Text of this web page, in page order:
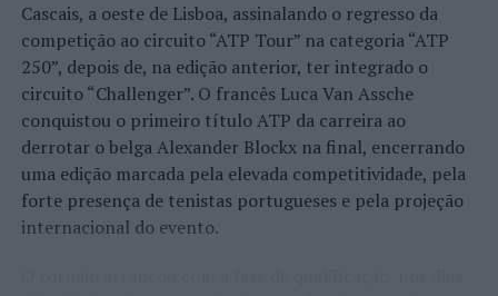
Cascais, a oeste de Lisboa, assinalando o regresso da
competição ao circuito “ATP Tour” na categoria “ATP
250”, depois de, na edição anterior, ter integrado o
circuito “Challenger”. O francês Luca Van Assche
conquistou o primeiro título ATP da carreira ao
derrotar o belga Alexander Blockx na final, encerrando
uma edição marcada pela elevada competitividade, pela
forte presença de tenistas portugueses e pela projeção
internacional do evento.